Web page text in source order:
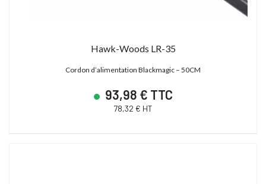
Hawk-Woods LR-35
Cordon d’alimentation Blackmagic – 50CM
93,98 € TTC
78,32 € HT